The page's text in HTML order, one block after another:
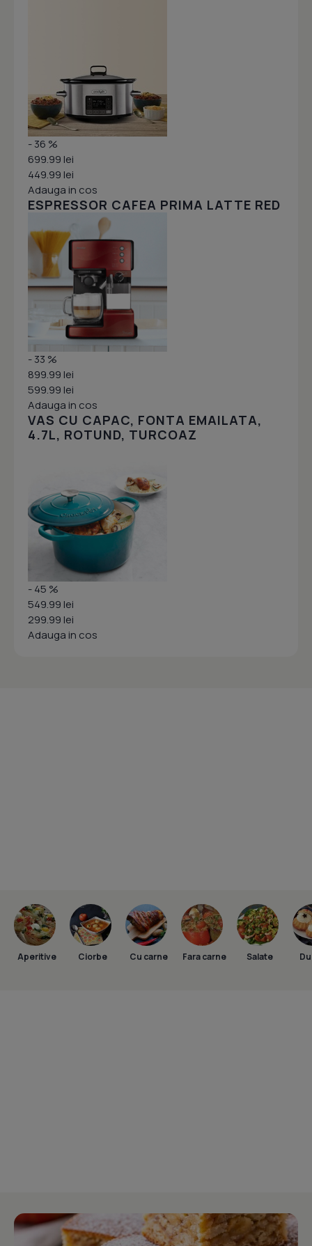
- 36 %
699.99 lei
449.99 lei
Adauga in cos
ESPRESSOR CAFEA PRIMA LATTE RED
- 33 %
899.99 lei
599.99 lei
Adauga in cos
VAS CU CAPAC, FONTA EMAILATA,
4.7L, ROTUND, TURCOAZ
- 45 %
549.99 lei
299.99 lei
Adauga in cos
Aperitive Ciorbe Cu carne Fara carne Salate